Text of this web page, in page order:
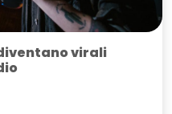
virali